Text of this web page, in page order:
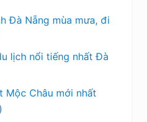
Đà Nẵng mùa mưa, đi
lịch nổi tiếng nhất Đà
Mộc Châu mới nhất